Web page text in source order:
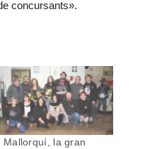
concursants».
Mallorquí, la gran